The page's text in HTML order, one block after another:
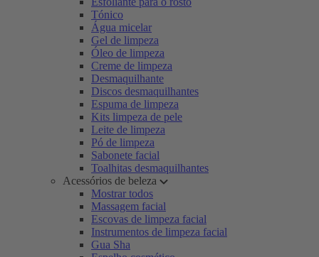
Tónico
Água micelar
Gel de limpeza
Óleo de limpeza
Creme de limpeza
Desmaquilhante
Discos desmaquilhantes
Espuma de limpeza
Kits limpeza de pele
Leite de limpeza
Pó de limpeza
Sabonete facial
Toalhitas desmaquilhantes
Acessórios de beleza
Mostrar todos
Massagem facial
Escovas de limpeza facial
Instrumentos de limpeza facial
Gua Sha